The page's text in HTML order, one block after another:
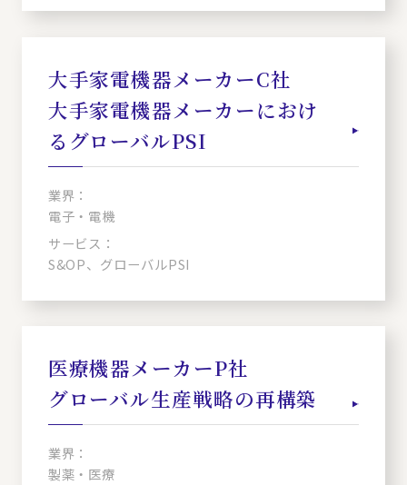
大手家電機器メーカーC社
大手家電機器メーカーにおけ
るグローバルPSI
業界：
電子・電機
サービス：
S&OP、グローバルPSI
医療機器メーカーP社
グローバル生産戦略の再構築
業界：
製薬・医療